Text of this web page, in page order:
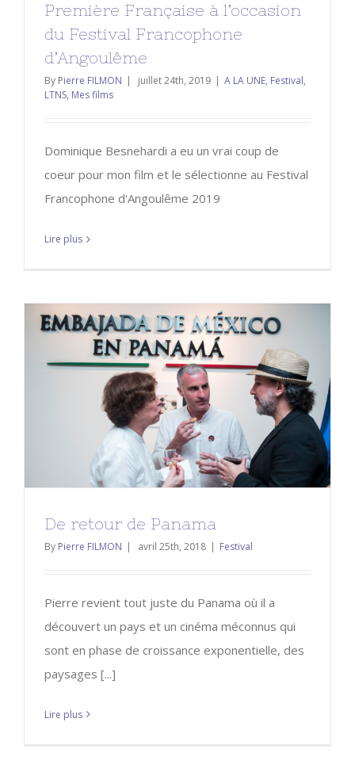
Première Française à l’occasion
du Festival Francophone
d’Angoulême
By Pierre FILMON | juillet 24th, 2019 | A LA UNE, Festival,
LTNS, Mes films
Dominique Besnehardi a eu un vrai coup de
coeur pour mon film et le sélectionne au Festival
Francophone d'Angoulême 2019
Lire plus
De retour de Panama
Festival
De retour de Panama
By Pierre FILMON | avril 25th, 2018 | Festival
Pierre revient tout juste du Panama où il a
découvert un pays et un cinéma méconnus qui
sont en phase de croissance exponentielle, des
paysages [...]
Lire plus